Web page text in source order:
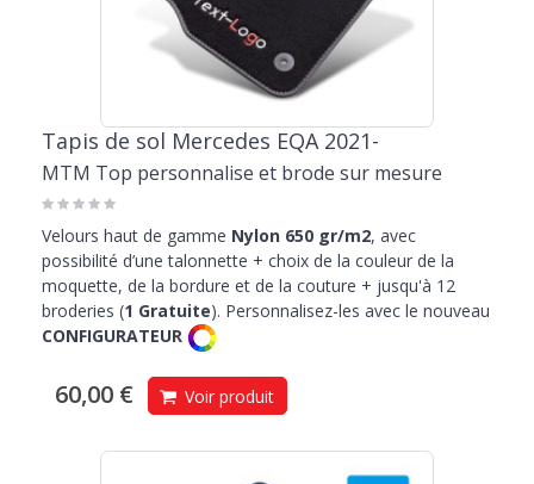
Tapis de sol Mercedes EQA 2021-
MTM Top personnalise et brode sur mesure
Velours haut de gamme Nylon 650 gr/m2, avec
possibilité d’une talonnette + choix de la couleur de la
moquette, de la bordure et de la couture + jusqu'à 12
broderies (1 Gratuite). Personnalisez-les avec le nouveau
CONFIGURATEUR
60,00 € Voir produit